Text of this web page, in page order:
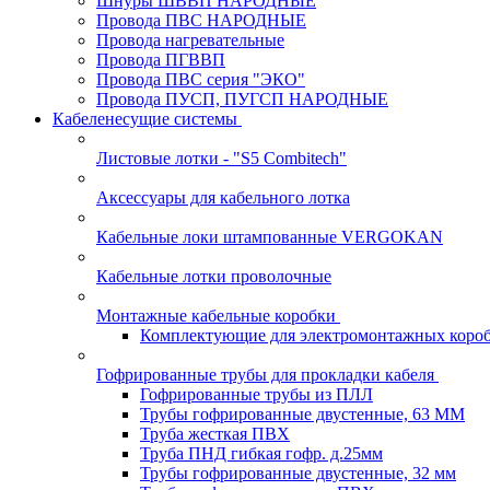
Провода ПВС НАРОДНЫЕ
Провода нагревательные
Провода ПГВВП
Провода ПВС серия "ЭКО"
Провода ПУСП, ПУГСП НАРОДНЫЕ
Кабеленесущие системы
Листовые лотки - "S5 Combitech"
Аксессуары для кабельного лотка
Кабельные локи штампованные VERGOKAN
Кабельные лотки проволочные
Монтажные кабельные коробки
Комплектующие для электромонтажных
Гофрированные трубы для прокладки кабеля
Гофрированные трубы из ПЛЛ
Трубы гофрированные двустенные, 63 ММ
Труба жесткая ПВХ
Труба ПНД гибкая гофр. д.25мм
Трубы гофрированные двустенные, 32 мм